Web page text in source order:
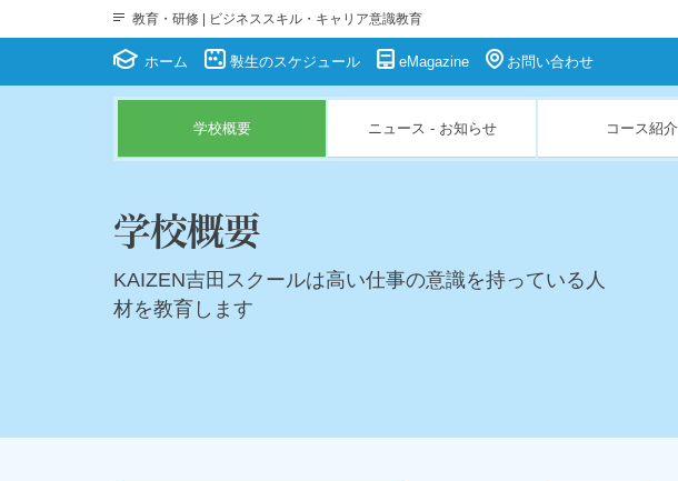
教育・研修 | ビジネススキル・キャリア意識教育
ホーム 斅生のスケジュール eMagazine お問い合わせ
学校概要
KAIZEN吉田スクールは高い仕事の意識を持っている人
材を教育します
学校概要 ニュース - お知らせ コース紹介